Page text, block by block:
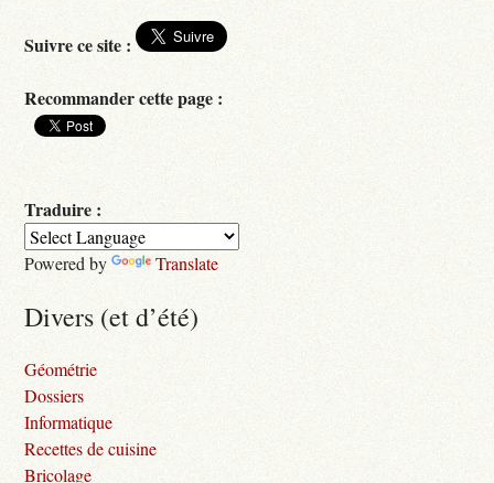
Suivre ce site :
Recommander cette page :
Traduire :
Powered by Translate
Divers (et d’été)
Géométrie
Dossiers
Informatique
Recettes de cuisine
Bricolage